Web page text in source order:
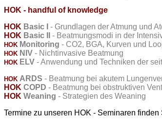
HOK - handful of knowledge
HOK Basic I
- Grundlagen der Atmung und
HOK Basic - Beatmungsmodi in der
HOK Monitoring - CO2, BGA, Kurven und
HOK NIV - Nichtinvasive Beatmung
HOK ELV - Anwendung und Techniken der
HOK ARDS - Beatmung bei akutem
HOK COPD - Beatmung bei obstruktiven
HOK Weaning - Strategien des Weaning
Termine zu unseren HOK - Seminaren finden